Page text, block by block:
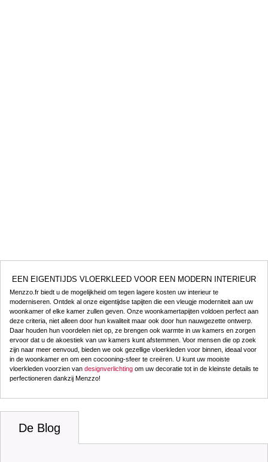
EEN EIGENTIJDS VLOERKLEED VOOR EEN MODERN INTERIEUR
Menzzo.fr biedt u de mogelijkheid om tegen lagere kosten uw interieur te
moderniseren. Ontdek al onze eigentijdse tapijten die een vleugje moderniteit aan uw
woonkamer of elke kamer zullen geven. Onze woonkamertapijten voldoen perfect aan
deze criteria, niet alleen door hun kwaliteit maar ook door hun nauwgezette ontwerp.
Daar houden hun voordelen niet op, ze brengen ook warmte in uw kamers en zorgen
ervoor dat u de akoestiek van uw kamers kunt afstemmen. Voor mensen die op zoek
zijn naar meer eenvoud, bieden we ook gezellige vloerkleden voor binnen, ideaal voor
in de woonkamer en om een cocooning-sfeer te creëren. U kunt uw mooiste
vloerkleden voorzien van designverlichting om uw decoratie tot in de kleinste details te
perfectioneren dankzij Menzzo!
De Blog